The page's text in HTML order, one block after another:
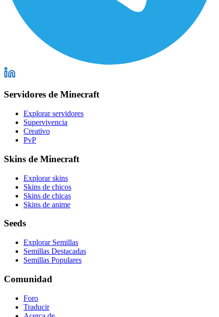
Servidores de Minecraft
Explorar servidores
Supervivencia
Creativo
PvP
Skins de Minecraft
Explorar skins
Skins de chicos
Skins de chicas
Skins de anime
Seeds
Explorar Semillas
Semillas Destacadas
Semillas Populares
Comunidad
Foro
Traducir